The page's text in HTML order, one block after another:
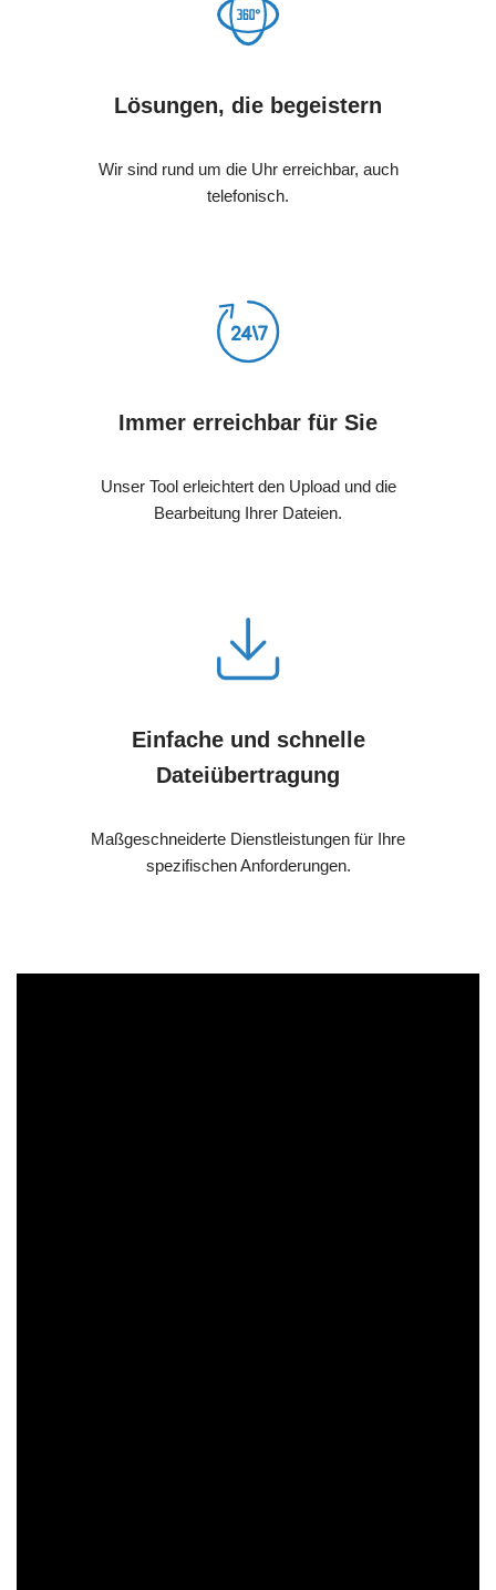
Lösungen, die begeistern
Wir sind rund um die Uhr erreichbar, auch
telefonisch.
Immer erreichbar für Sie
Unser Tool erleichtert den Upload und die
Bearbeitung Ihrer Dateien.
Einfache und schnelle
Dateiübertragung
Maßgeschneiderte Dienstleistungen für Ihre
spezifischen Anforderungen.